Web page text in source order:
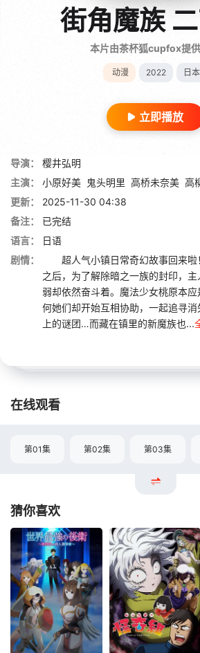
街角魔族
本片由茶杯狐cupfox提
动漫 2022 日本
立即播放
导演：
樱井弘明
主演：
小原好美 鬼头明里 高桥未奈美 高
更新：
2025-11-30 04:38
备注：
已完结
语言：
日语
剧情：
超人气小镇日常奇幻故事回来啦
之后，为了解除暗之一族的封印，
弱却依然奋斗着。魔法少女桃原本
何她们却开始互相协助，一起追寻
上的谜团…而藏在镇里的新魔族也...
在线观看
第01集 第02集 第03集
猜你喜欢